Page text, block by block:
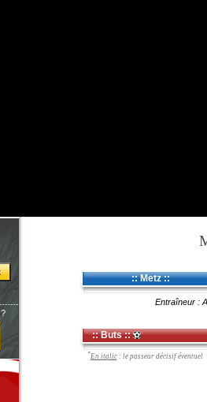
:: Metz ::
Entraîneur :
:: Buts ::
*En italic: le passeur décisif éventuel